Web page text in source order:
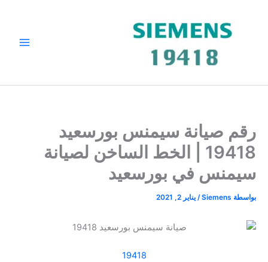
رقم صيانة سيمنس بورسعيد
19418 | الخط الساخن لصيانة
سيمنس في بورسعيد
بواسطة Siemens
/ يناير 2, 2021
19418